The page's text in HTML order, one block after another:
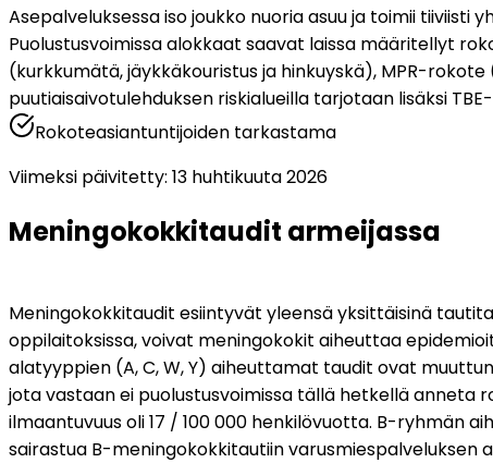
Asepalveluksessa iso joukko nuoria asuu ja toimii
Puolustusvoimissa alokkaat saavat laissa määritellyt
(kurkkumätä, jäykkäkouristus ja hinkuyskä), MPR-
puutiaisaivotulehduksen riskialueilla tarjotaan lisäksi
Rokoteasiantuntijoiden tarkastama
Viimeksi päivitetty: 13 huhtikuuta 2026
Meningokokkitaudit armeijassa
Meningokokkitaudit esiintyvät yleensä yksittäisinä
oppilaitoksissa, voivat meningokokit aiheuttaa
alatyyppien (A, C, W, Y) aiheuttamat taudit ovat
jota vastaan ei puolustusvoimissa tällä hetkellä anneta
ilmaantuvuus oli 17 / 100 000 henkilövuotta. B-ryhmän
sairastua B-meningokokkitautiin varusmiespalveluksen